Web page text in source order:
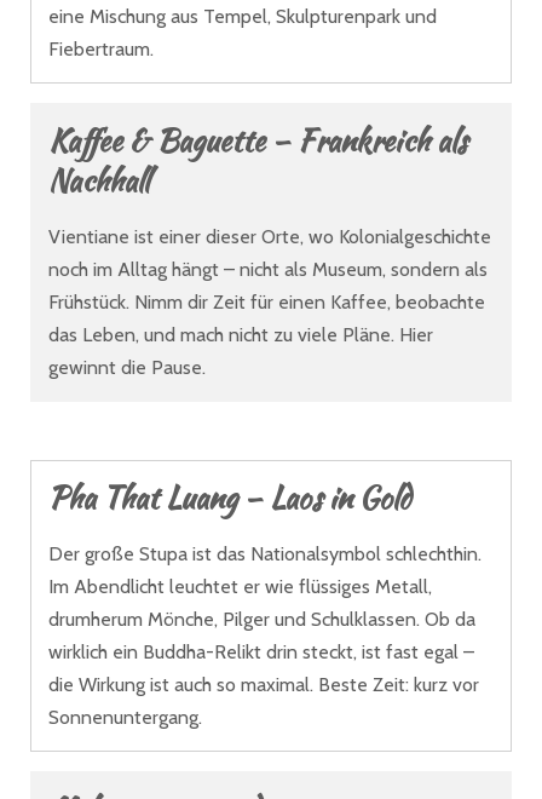
eine Mischung aus Tempel, Skulpturenpark und
Fiebertraum.
Kaffee & Baguette – Frankreich als
Nachhall
Vientiane ist einer dieser Orte, wo Kolonialgeschichte
noch im Alltag hängt – nicht als Museum, sondern als
Frühstück. Nimm dir Zeit für einen Kaffee, beobachte
das Leben, und mach nicht zu viele Pläne. Hier
gewinnt die Pause.
Pha That Luang – Laos in Gold
Der große Stupa ist das Nationalsymbol schlechthin.
Im Abendlicht leuchtet er wie flüssiges Metall,
drumherum Mönche, Pilger und Schulklassen. Ob da
wirklich ein Buddha-Relikt drin steckt, ist fast egal –
die Wirkung ist auch so maximal. Beste Zeit: kurz vor
Sonnenuntergang.